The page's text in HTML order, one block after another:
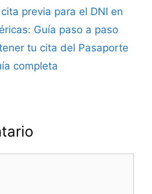
previa para el DNI en
Guía paso a paso
tu cita del Pasaporte
completa